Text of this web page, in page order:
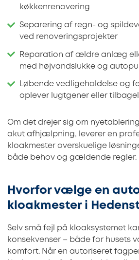
køkkenrenovering
Separering af regn- og
ved renoveringsprojekter
Reparation af ældre anlæg
med højvandslukke og
Løbende vedligeholdelse og
oplever lugtgener eller
Om det drejer sig om
akut afhjælpning, leverer en
kloakmester overskuelige
både behov og gældende regler.
Hvorfor vælge en
kloakmester i
Selv små fejl på kloaksystemet
konsekvenser – både for husets
komfort. Når en autoriseret